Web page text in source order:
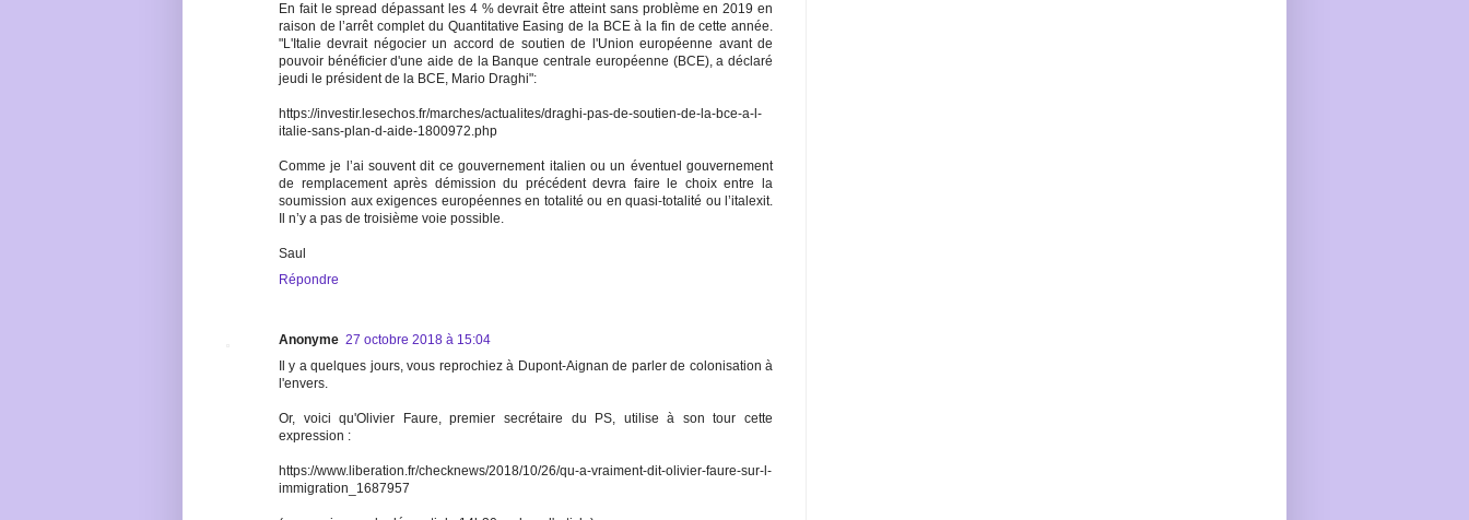
En fait le spread dépassant les 4 % devrait être atteint sans problème en 2019 en
raison de l’arrêt complet du Quantitative Easing de la BCE à la fin de cette année.
"L'Italie devrait négocier un accord de soutien de l'Union européenne avant de
pouvoir bénéficier d'une aide de la Banque centrale européenne (BCE), a déclaré
jeudi le président de la BCE, Mario Draghi":
https://investir.lesechos.fr/marches/actualites/draghi-pas-de-soutien-de-la-bce-a-l-
italie-sans-plan-d-aide-1800972.php
Comme je l’ai souvent dit ce gouvernement italien ou un éventuel gouvernement
de remplacement après démission du précédent devra faire le choix entre la
soumission aux exigences européennes en totalité ou en quasi-totalité ou l’italexit.
Il n’y a pas de troisième voie possible.
Saul
Répondre
Anonyme 27 octobre 2018 à 15:04
Il y a quelques jours, vous reprochiez à Dupont-Aignan de parler de colonisation à
l'envers.
Or, voici qu'Olivier Faure, premier secrétaire du PS, utilise à son tour cette
expression :
https://www.liberation.fr/checknews/2018/10/26/qu-a-vraiment-dit-olivier-faure-sur-l-
immigration_1687957